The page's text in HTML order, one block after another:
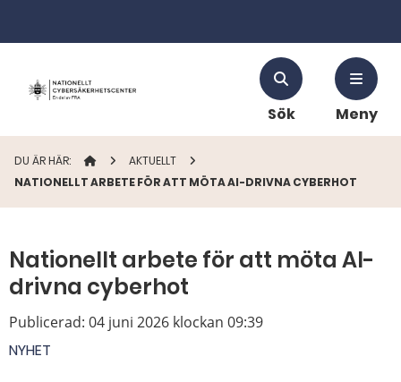
Sök Meny
DU ÄR HÄR: STARTSIDANAKTUELLT
NATIONELLT ARBETE FÖR ATT MÖTA AI-DRIVNA CYBERHOT
Nationellt arbete för att möta AI-
drivna cyberhot
Publicerad: 04 juni 2026 klockan 09:39
NYHET